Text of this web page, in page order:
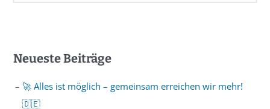
Neueste Beiträge
🚀 Alles ist möglich – gemeinsam erreichen wir mehr!
🇩🇪